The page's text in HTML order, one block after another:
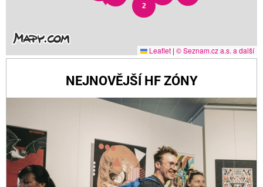
2
Leaflet | © Seznam.cz a.s. a další
NEJNOVĚJŠÍ HF ZÓNY